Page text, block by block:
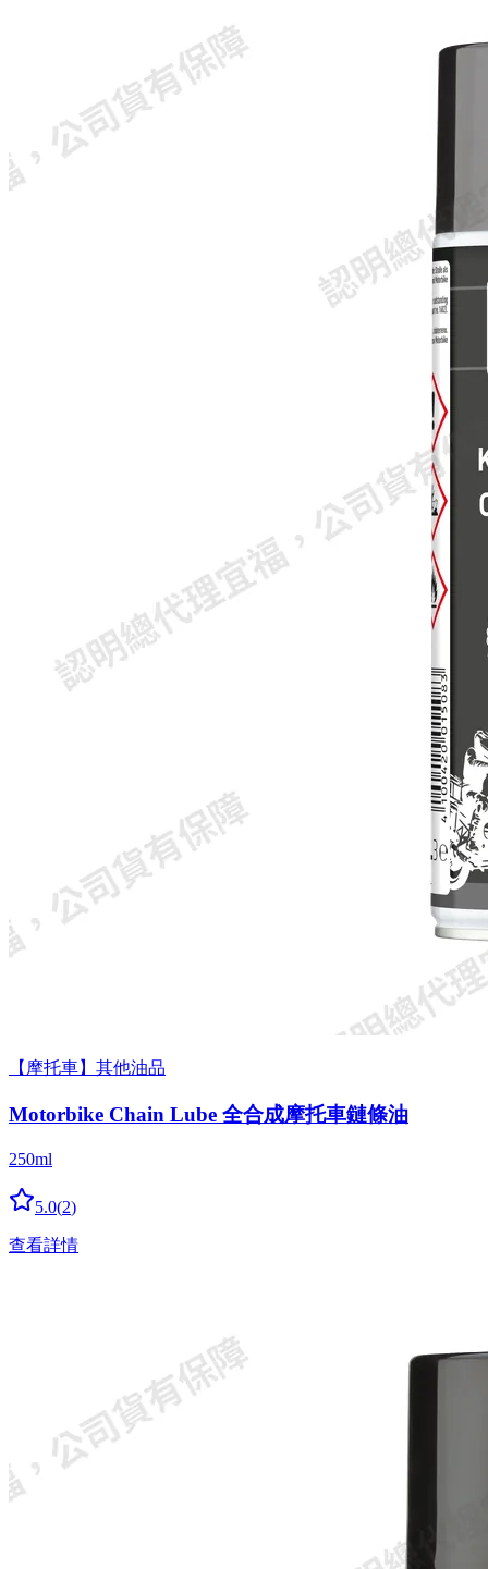
【摩托車】其他油品
Motorbike Chain Lube 全合成摩托車鏈條油
250ml
5.0(2)
查看詳情